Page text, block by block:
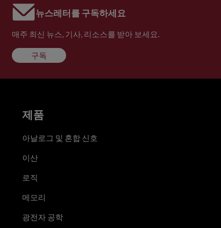
뉴스레터를 구독하세요
매주 최신 뉴스, 기사, 리소스를 받아 보세요.
구독
제품
아날로그 및 혼합 신호
이산
로직
메모리
광전자 공학